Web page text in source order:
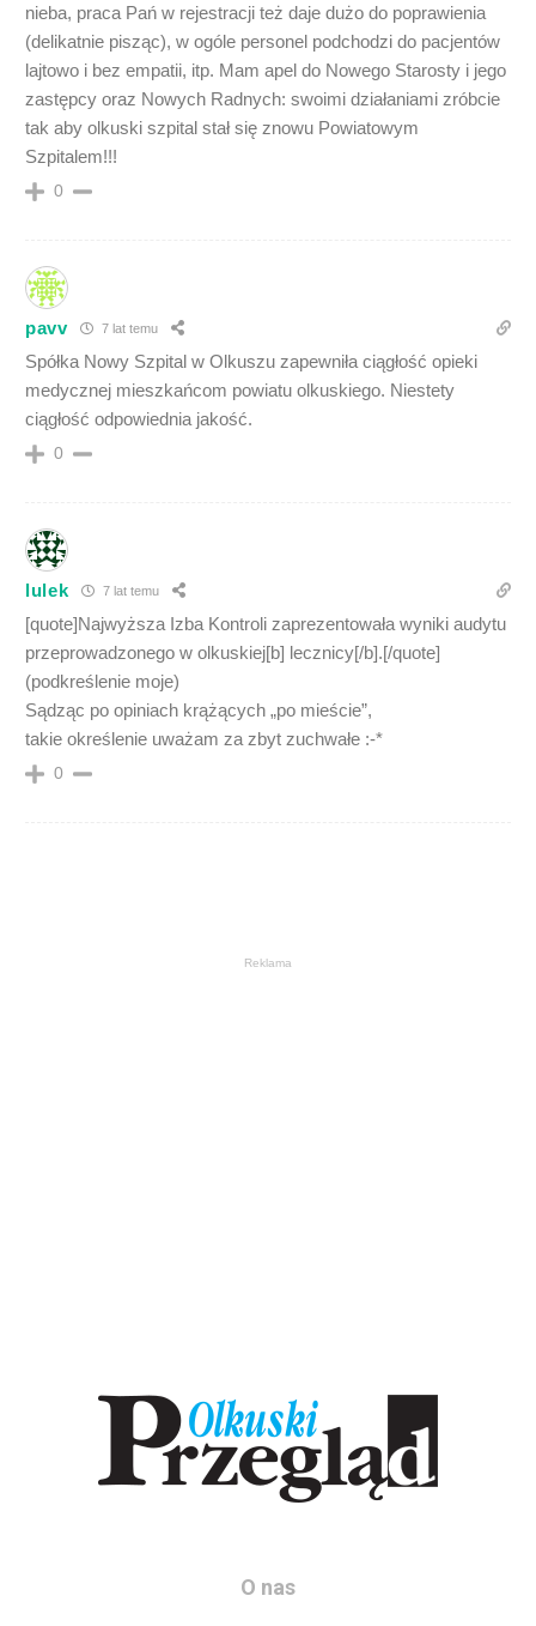
nieba, praca Pań w rejestracji też daje dużo do poprawienia
(delikatnie pisząc), w ogóle personel podchodzi do pacjentów
lajtowo i bez empatii, itp. Mam apel do Nowego Starosty i jego
zastępcy oraz Nowych Radnych: swoimi działaniami zróbcie
tak aby olkuski szpital stał się znowu Powiatowym
Szpitalem!!!
0
pavv 7 lat temu
Spółka Nowy Szpital w Olkuszu zapewniła ciągłość opieki
medycznej mieszkańcom powiatu olkuskiego. Niestety
ciągłość odpowiednia jakość.
0
lulek 7 lat temu
[quote]Najwyższa Izba Kontroli zaprezentowała wyniki audytu
przeprowadzonego w olkuskiej[b] lecznicy[/b].[/quote]
(podkreślenie moje)
Sądząc po opiniach krążących „po mieście”,
takie określenie uważam za zbyt zuchwałe :-*
0
Reklama
O nas